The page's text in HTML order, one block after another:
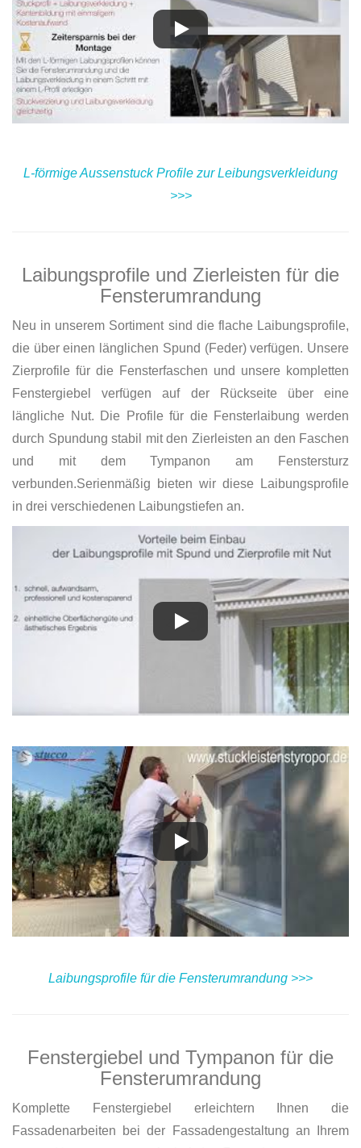
L-förmige Aussenstuck Profile zur Leibungsverkleidung
>>>
Laibungsprofile und Zierleisten für die
Fensterumrandung
Neu in unserem Sortiment sind die flache Laibungsprofile,
die über einen länglichen Spund (Feder) verfügen. Unsere
Zierprofile für die Fensterfaschen und unsere kompletten
Fenstergiebel verfügen auf der Rückseite über eine
längliche Nut. Die Profile für die Fensterlaibung werden
durch Spundung stabil mit den Zierleisten an den Faschen
und mit dem Tympanon am Fenstersturz
verbunden.Serienmäßig bieten wir diese Laibungsprofile
in drei verschiedenen Laibungstiefen an.
Laibungsprofile für die Fensterumrandung >>>
Fenstergiebel und Tympanon für die
Fensterumrandung
Komplette Fenstergiebel erleichtern Ihnen die
Fassadenarbeiten bei der Fassadengestaltung an Ihrem